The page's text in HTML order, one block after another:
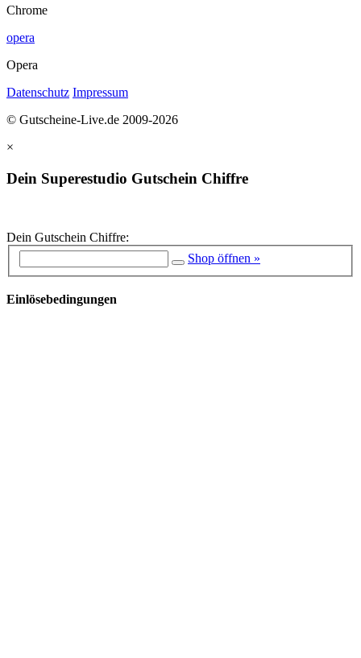
Chrome
opera
Opera
Datenschutz Impressum
© Gutscheine-Live.de 2009-2026
×
Dein Superestudio Gutschein Chiffre
Dein Gutschein Chiffre:
Shop öffnen »
Einlösebedingungen